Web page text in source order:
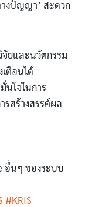
างปัญญา’ สะดวก
จัยและนวัตกรรม
ตือนได้
นใจในการ
สร้างสรรค์ผล
อื่นๆ ของระบบ
#KRIS